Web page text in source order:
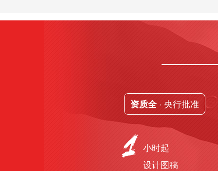
资质全· 央行批准
小时起
设计图稿